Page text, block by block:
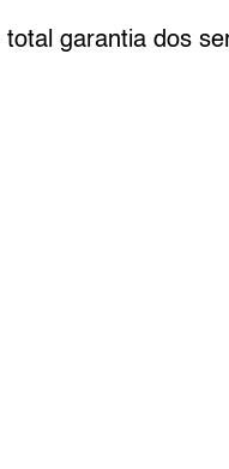
garantia dos